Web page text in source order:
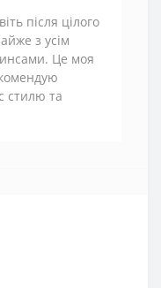
після цілого
з усім
Це моя
стилю та